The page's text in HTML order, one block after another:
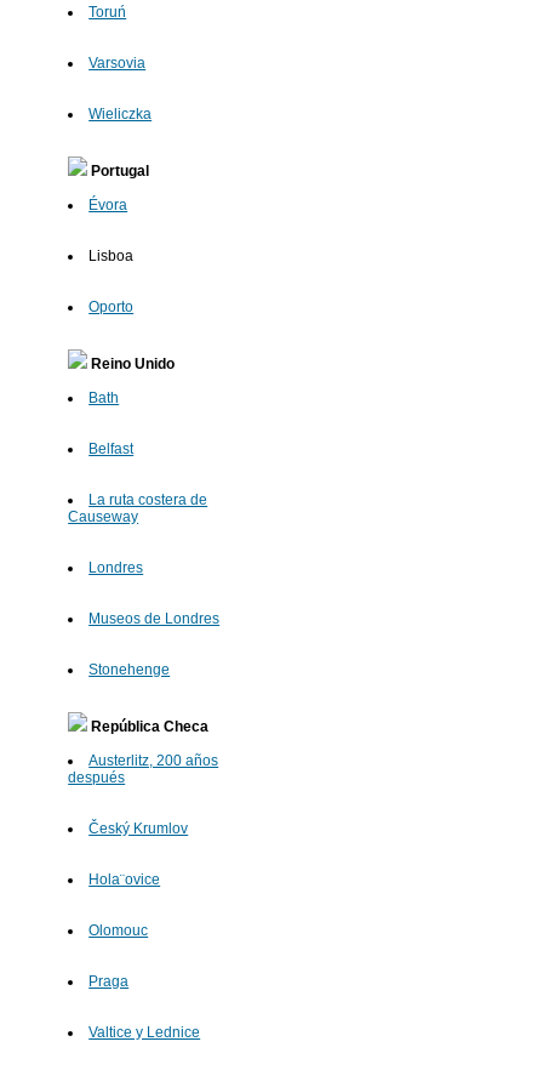
Toruń
Varsovia
Wieliczka
Portugal
Évora
Lisboa
Oporto
Reino Unido
Bath
Belfast
La ruta costera de
Causeway
Londres
Museos de Londres
Stonehenge
República Checa
Austerlitz, 200 años
después
Český Krumlov
Hola¨ovice
Olomouc
Praga
Valtice y Lednice